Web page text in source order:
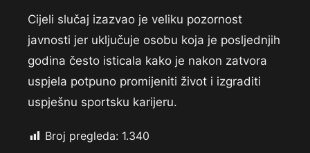
Cijeli slučaj izazvao je veliku pozornost
javnosti jer uključuje osobu koja je posljednjih
godina često isticala kako je nakon zatvora
uspjela potpuno promijeniti život i izgraditi
uspješnu sportsku karijeru.
Broj pregleda: 1.340